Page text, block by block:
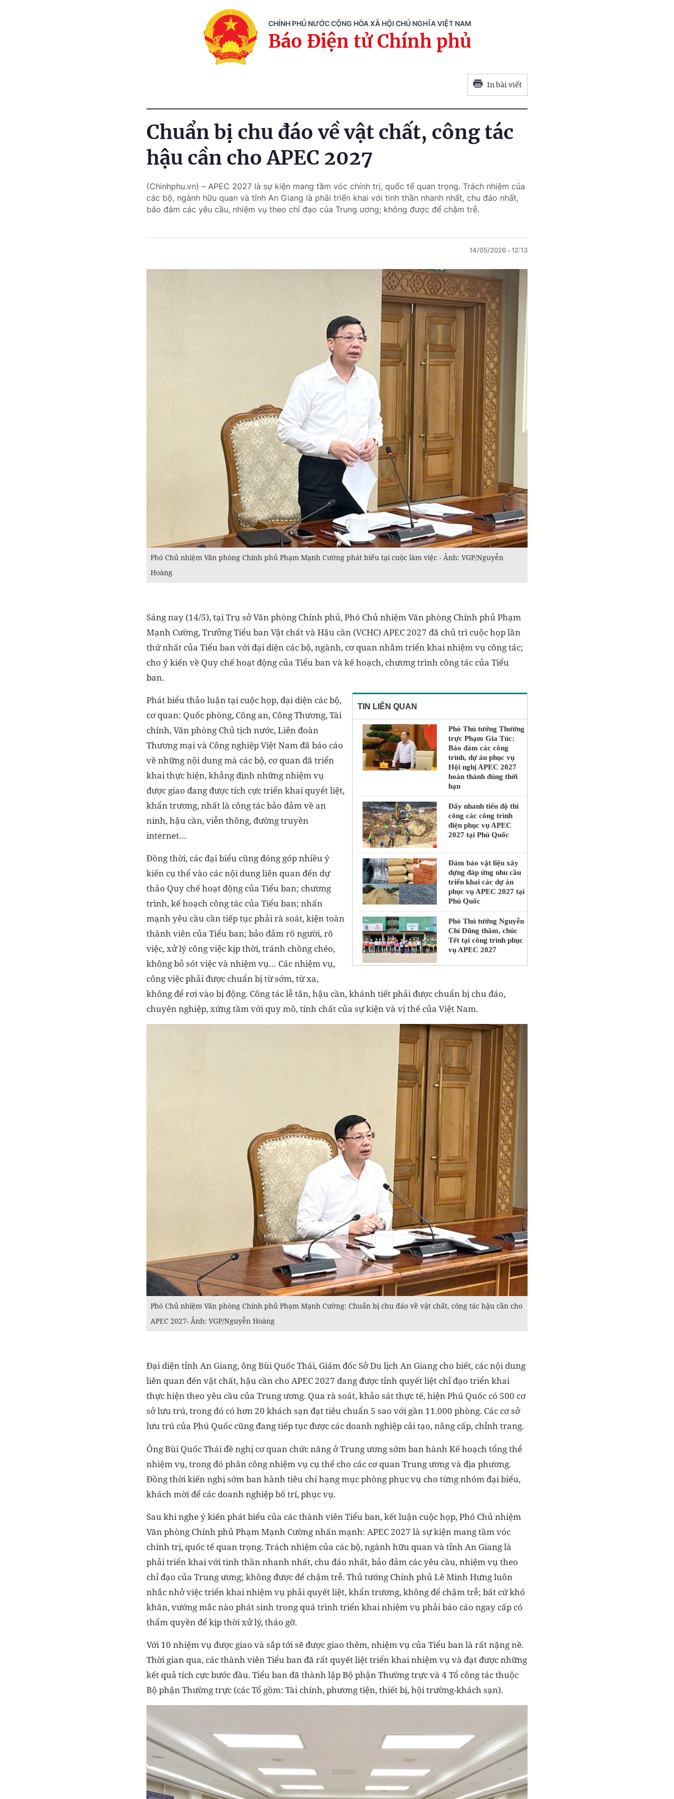
CHÍNH PHỦ NƯỚC CỘNG HÒA XÃ HỘI CHỦ NGHĨA VIỆT NAM
Báo Điện tử Chính phủ
In bài viết
Chuẩn bị chu đáo về vật chất, công tác
hậu cần cho APEC 2027
(Chinhphu.vn) – APEC 2027 là sự kiện mang tầm vóc chính trị, quốc tế quan trọng. Trách nhiệm của
các bộ, ngành hữu quan và tỉnh An Giang là phải triển khai với tinh thần nhanh nhất, chu đáo nhất,
bảo đảm các yêu cầu, nhiệm vụ theo chỉ đạo của Trung ương; không được để chậm trễ.
14/05/2026 12:13
Phó Chủ nhiệm Văn phòng Chính phủ Phạm Mạnh Cường phát biểu tại cuộc làm việc - Ảnh: VGP/Nguyễn
Hoàng
Sáng nay (14/5), tại Trụ sở Văn phòng Chính phủ, Phó Chủ nhiệm Văn phòng Chính phủ Phạm
Mạnh Cường, Trưởng Tiểu ban Vật chất và Hậu cần (VCHC) APEC 2027 đã chủ trì cuộc họp lần
thứ nhất của Tiểu ban với đại diện các bộ, ngành, cơ quan nhằm triển khai nhiệm vụ công tác;
cho ý kiến về Quy chế hoạt động của Tiểu ban và kế hoạch, chương trình công tác của Tiểu
ban.
TIN LIÊN QUAN
Phó Thủ tướng Thường
trực Phạm Gia Túc:
Bảo đảm các công
trình, dự án phục vụ
Hội nghị APEC 2027
hoàn thành đúng thời
hạn
Đẩy nhanh tiến độ thi
công các công trình
điện phục vụ APEC
2027 tại Phú Quốc
Đảm bảo vật liệu xây
dựng đáp ứng nhu cầu
triển khai các dự án
phục vụ APEC 2027 tại
Phú Quốc
Phó Thủ tướng Nguyễn
Chí Dũng thăm, chúc
Tết tại công trình phục
vụ APEC 2027
Phát biểu thảo luận tại cuộc họp, đại diện các bộ,
cơ quan: Quốc phòng, Công an, Công Thương, Tài
chính, Văn phòng Chủ tịch nước, Liên đoàn
Thương mại và Công nghiệp Việt Nam đã báo cáo
về những nội dung mà các bộ, cơ quan đã triển
khai thực hiện, khẳng định những nhiệm vụ
được giao đang được tích cực triển khai quyết liệt,
khẩn trương, nhất là công tác bảo đảm về an
ninh, hậu cần, viễn thông, đường truyền
internet…
Đồng thời, các đại biểu cũng đóng góp nhiều ý
kiến cụ thể vào các nội dung liên quan đến dự
thảo Quy chế hoạt động của Tiểu ban; chương
trình, kế hoạch công tác của Tiểu ban; nhấn
mạnh yêu cầu cần tiếp tục phải rà soát, kiện toàn
thành viên của Tiểu ban; bảo đảm rõ người, rõ
việc, xử lý công việc kịp thời, tránh chồng chéo,
không bỏ sót việc và nhiệm vụ… Các nhiệm vụ,
công việc phải được chuẩn bị từ sớm, từ xa,
không để rơi vào bị động. Công tác lễ tân, hậu cần, khánh tiết phải được chuẩn bị chu đáo,
chuyên nghiệp, xứng tầm với quy mô, tính chất của sự kiện và vị thế của Việt Nam.
Phó Chủ nhiệm Văn phòng Chính phủ Phạm Mạnh Cường: Chuẩn bị chu đáo về vật chất, công tác hậu cần cho
APEC 2027- Ảnh: VGP/Nguyễn Hoàng
Đại diện tỉnh An Giang, ông Bùi Quốc Thái, Giám đốc Sở Du lịch An Giang cho biết, các nội dung
liên quan đến vật chất, hậu cần cho APEC 2027 đang được tỉnh quyết liệt chỉ đạo triển khai
thực hiện theo yêu cầu của Trung ương. Qua rà soát, khảo sát thực tế, hiện Phú Quốc có 500 cơ
sở lưu trú, trong đó có hơn 20 khách sạn đạt tiêu chuẩn 5 sao với gần 11.000 phòng. Các cơ sở
lưu trú của Phú Quốc cũng đang tiếp tục được các doanh nghiệp cải tạo, nâng cấp, chỉnh trang.
Ông Bùi Quốc Thái đề nghị cơ quan chức năng ở Trung ương sớm ban hành Kế hoạch tổng thể
nhiệm vụ, trong đó phân công nhiệm vụ cụ thể cho các cơ quan Trung ương và địa phương.
Đồng thời kiến nghị sớm ban hành tiêu chí hạng mục phòng phục vụ cho từng nhóm đại biểu,
khách mời để các doanh nghiệp bố trí, phục vụ.
Sau khi nghe ý kiến phát biểu của các thành viên Tiểu ban, kết luận cuộc họp, Phó Chủ nhiệm
Văn phòng Chính phủ Phạm Mạnh Cường nhấn mạnh: APEC 2027 là sự kiện mang tầm vóc
chính trị, quốc tế quan trọng. Trách nhiệm của các bộ, ngành hữu quan và tỉnh An Giang là
phải triển khai với tinh thần nhanh nhất, chu đáo nhất, bảo đảm các yêu cầu, nhiệm vụ theo
chỉ đạo của Trung ương; không được để chậm trễ. Thủ tướng Chính phủ Lê Minh Hưng luôn
nhắc nhở việc triển khai nhiệm vụ phải quyết liệt, khẩn trương, không để chậm trễ; bất cứ khó
khăn, vướng mắc nào phát sinh trong quá trình triển khai nhiệm vụ phải báo cáo ngay cấp có
thẩm quyền để kịp thời xử lý, tháo gỡ.
Với 10 nhiệm vụ được giao và sắp tới sẽ được giao thêm, nhiệm vụ của Tiểu ban là rất nặng nề.
Thời gian qua, các thành viên Tiểu ban đã rất quyết liệt triển khai nhiệm vụ và đạt được những
kết quả tích cực bước đầu. Tiểu ban đã thành lập Bộ phận Thường trực và 4 Tổ công tác thuộc
Bộ phận Thường trực (các Tổ gồm: Tài chính, phương tiện, thiết bị, hội trường-khách sạn).